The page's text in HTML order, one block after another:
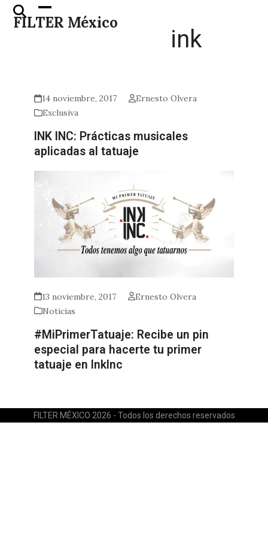
Skip
FILTER México
Open
mobile
Close
mobile
ink
14 noviembre, 2017
Ernesto Olvera
Exclusiva
INK INC: Prácticas musicales
aplicadas al tatuaje
13 noviembre, 2017
Ernesto Olvera
Noticias
#MiPrimerTatuaje: Recibe un pin
especial para hacerte tu primer
tatuaje en InkInc
FILTER MÉXICO 2026 - Todos los derechos reservados